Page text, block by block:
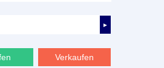
►
Verkaufen